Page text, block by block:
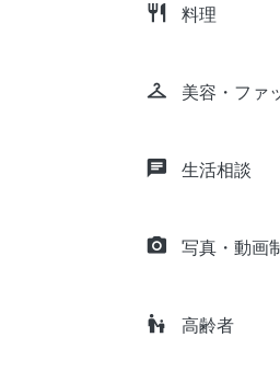
restaurant 料理
checkroom 美容・ファ
chat 生活相談
camera_alt 写真・動画
escalator_warning 高齢者